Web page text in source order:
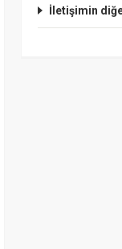
İletişimin